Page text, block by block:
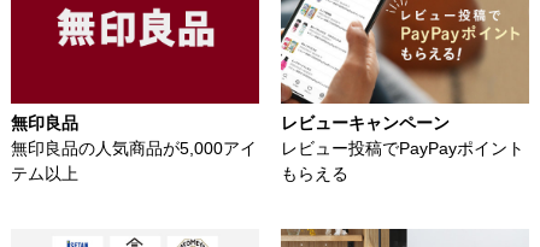
無印良品
無印良品の人気商品が5,000アイ
テム以上
レビューキャンペーン
レビュー投稿でPayPayポイント
もらえる